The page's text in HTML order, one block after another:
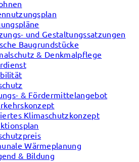
und Gestaltungssatzungen
Baugrundstücke
& Denkmalpflege
& Fördermittelangebot
Klimaschutzkonzept
Wärmeplanung
& Bildung